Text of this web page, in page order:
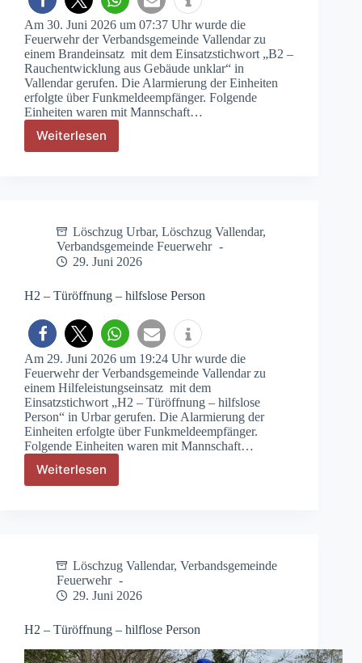
Am 30. Juni 2026 um 07:37 Uhr wurde die
Feuerwehr der Verbandsgemeinde Vallendar zu
einem Brandeinsatz mit dem Einsatzstichwort „B2 –
Rauchentwicklung aus Gebäude unklar“ in
Vallendar gerufen. Die Alarmierung der Einheiten
erfolgte über Funkmeldeempfänger. Folgende
Einheiten waren mit Mannschaft…
Weiterlesen
B2
Löschzug Urbar, Löschzug Vallendar,
Verbandsgemeinde Feuerwehr
29. Juni 2026
H2 – Türöffnung – hilfslose Person
Am 29. Juni 2026 um 19:24 Uhr wurde die
Feuerwehr der Verbandsgemeinde Vallendar zu
einem Hilfeleistungseinsatz mit dem
Einsatzstichwort „H2 – Türöffnung – hilfslose
Person“ in Urbar gerufen. Die Alarmierung der
Einheiten erfolgte über Funkmeldeempfänger.
Folgende Einheiten waren mit Mannschaft…
Weiterlesen
H2
Löschzug Vallendar, Verbandsgemeinde
Feuerwehr
29. Juni 2026
H2 – Türöffnung – hilflose Person